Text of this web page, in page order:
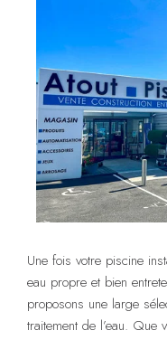
Une fois votre piscine
eau propre et bien
proposons une large
traitement de l’eau. Que